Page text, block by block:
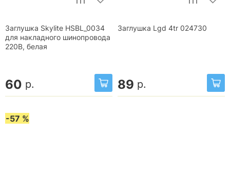
Заглушка Skylite HSBL_0034
для накладного шинопровода
220В, белая
60 р.
Заглушка Lgd 4tr 024730
89 р.
-57 %